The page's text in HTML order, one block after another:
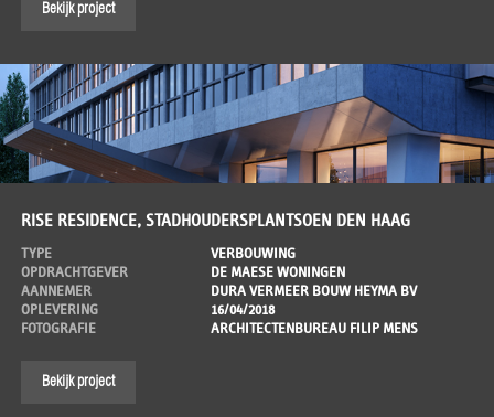
Bekijk project
RISE RESIDENCE, STADHOUDERSPLANTSOEN DEN HAAG
TYPE
VERBOUWING
OPDRACHTGEVER
DE MAESE WONINGEN
AANNEMER
DURA VERMEER BOUW HEYMA BV
OPLEVERING
16/04/2018
FOTOGRAFIE
ARCHITECTENBUREAU FILIP MENS
Bekijk project